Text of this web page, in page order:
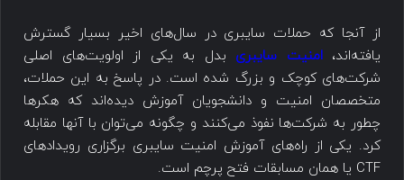
از آنجا که حملات سایبری در سال‌های اخیر بسیار گسترش
یافته‌اند،امنیت سایبری بدل به یکی از اولویت‌های اصلی
شرکت‌های کوچک و بزرگ شده است. در پاسخ به این حملات،
متخصصان امنیت و دانشجویان آموزش دیده‌اند که هکرها
چطور به شرکت‌ها نفوذ می‌کنند و چگونه می‌توان با آنها مقابله
کرد. یکی از راه‌های آموزش امنیت سایبری برگزاری رویدادهای
CTF یا همان مسابقات فتح پرچم است.